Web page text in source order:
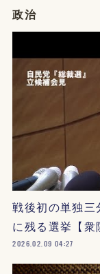
政治
戦後初の単独三
に残る選挙【衆
2026.02.09 04:27